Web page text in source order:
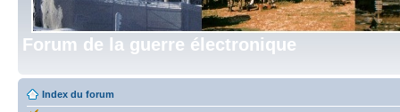
Forum de la guerre électronique
Index du forum